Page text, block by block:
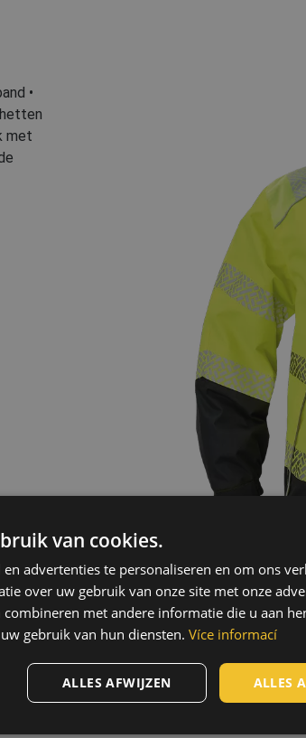
•
met
van cookies.
advertenties te personaliseren en om ons
over uw gebruik van onze site met onze
met andere informatie die u aan
gebruik van hun diensten. Více informací
ALLES
ALLES AFWIJZEN